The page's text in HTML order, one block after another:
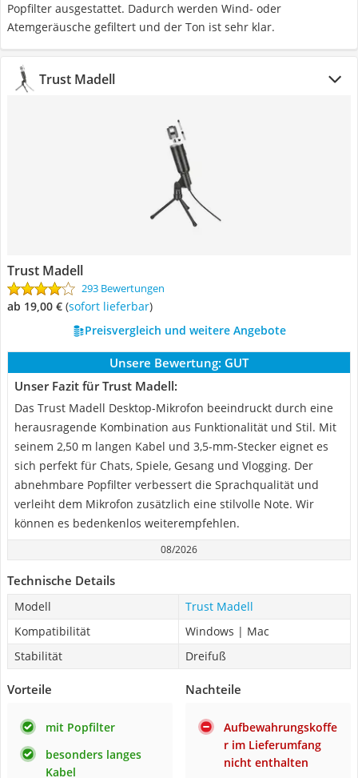
Popfilter ausgestattet. Dadurch werden Wind- oder
Atemgeräusche gefiltert und der Ton ist sehr klar.
Trust Madell
Trust Madell
293 Bewertungen
ab 19,00 € ( Sofort lieferbar)
Preisvergleich und weitere Angebote
Unsere Bewertung: GUT
Unser Fazit für Trust Madell:
Das Trust Madell Desktop-Mikrofon beeindruckt durch eine
herausragende Kombination aus Funktionalität und Stil. Mit
seinem 2,50 m langen Kabel und 3,5-mm-Stecker eignet es
sich perfekt für Chats, Spiele, Gesang und Vlogging. Der
abnehmbare Popfilter verbessert die Sprachqualität und
verleiht dem Mikrofon zusätzlich eine stilvolle Note. Wir
können es bedenkenlos weiterempfehlen.
08/2026
Technische Details
Modell
Trust Madell
Kompatibilität
Windows | Mac
Stabilität
Dreifuß
Vorteile
mit Popfilter
besonders langes
Kabel
Nachteile
Aufbewahrungskoffe
r im Lieferumfang
nicht enthalten